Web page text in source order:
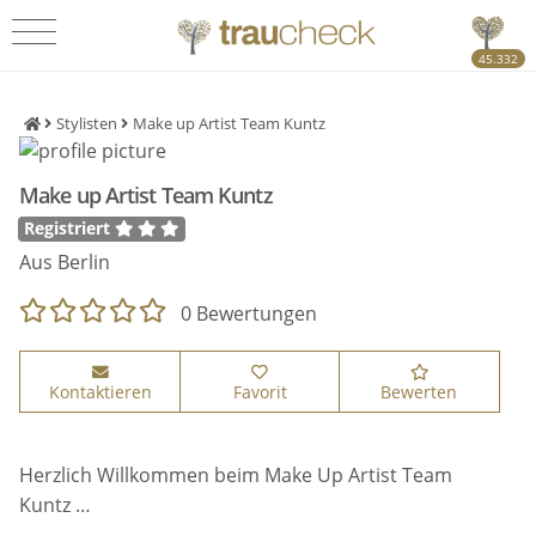
45.332
Stylisten Make up Artist Team Kuntz
Make up Artist Team Kuntz
Registriert
Aus Berlin
0 Bewertungen
Kontaktieren Favorit Bewerten
Herzlich Willkommen beim Make Up Artist Team
Kuntz …